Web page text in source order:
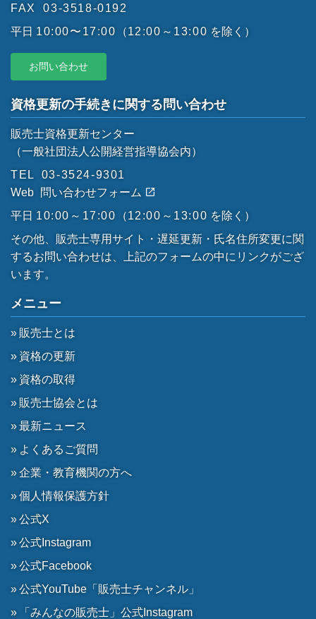
FAX
03-3518-0192
平日 10:00〜17:00 （12:00～13:00 を除く）
お問い合わせ
資格更新の手続きに関する問い合わせ
販売士資格更新センター
（一般社団法人公開経営指導協会内）
TEL
03-3524-9301
Web
問い合わせフォーム
平日 10:00～17:00 （12:00～13:00 を除く）
その他、販売士専用サイト・遅延更新・氏名住所変更に関
するお問い合わせは、上記のフォームの中にリンクがござ
います。
メニュー
販売士とは
資格の更新
資格の取得
販売士協会とは
最新ニュース
よくあるご質問
企業・教育機関の方へ
個人情報保護方針
公式X
公式Instagram
公式Facebook
公式YouTube「販売士チャンネル」
「みんなの販売士」公式Instagram